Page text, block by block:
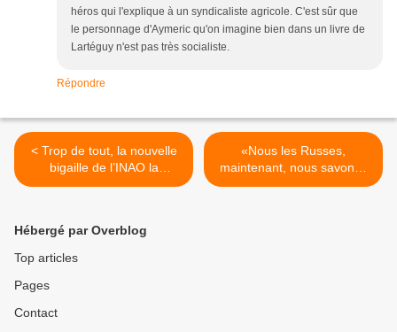
héros qui l'explique à un syndicaliste agricole. C'est sûr que
le personnage d'Aymeric qu'on imagine bien dans un livre de
Lartéguy n'est pas très socialiste.
Répondre
< Trop de tout, la nouvelle
bigaille de l’INAO la
Dénomination
avec Cru, ne va pas mettre
plus de blé dans les AOC
«Nous les Russes,
maintenant, nous savons»
>
Hébergé par Overblog
Top articles
Pages
Contact